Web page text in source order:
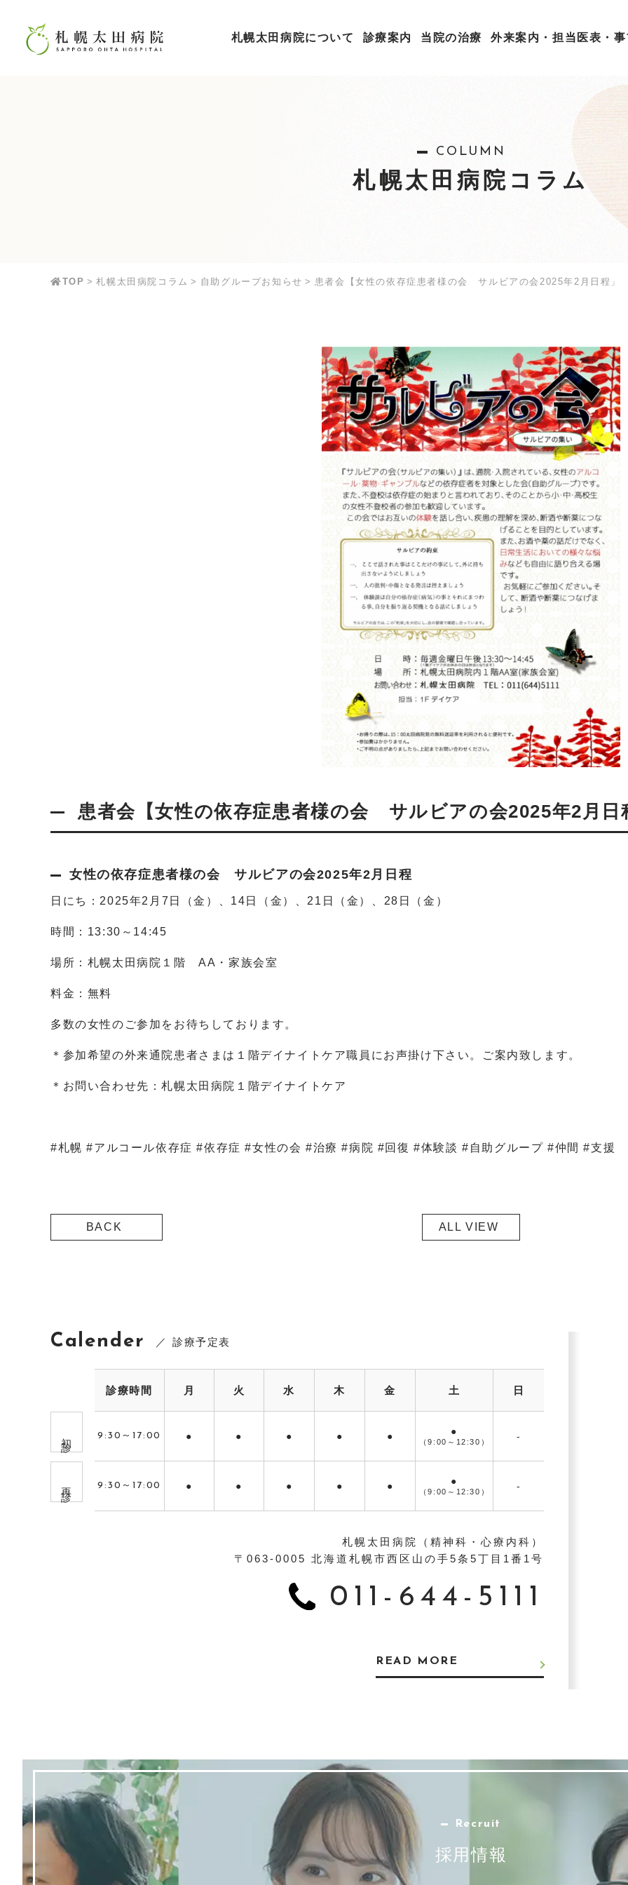
札幌太田病院について 診療案内 当院の治療 外来案内・担当医表・
COLUMN
札幌太田病院コラム
TOP 札幌太田病院コラム 自助グループお知らせ 患者会【女性の依存症患者様の会 サルビアの会2025年2月日程」
患者会【女性の依存症患者様の会 サルビアの会2025年2月日
女性の依存症患者様の会 サルビアの会2025年2月日程
日にち：2025年2月7日（金）、14日（金）、21日（金）、28日（金）
時間：13:30～14:45
場所：札幌太田病院１階 AA・家族会室
料金：無料
多数の女性のご参加をお待ちしております。
＊参加希望の外来通院患者さまは１階デイナイトケア職員にお声掛け下さい。ご案内致します。
＊お問い合わせ先：札幌太田病院１階デイナイトケア
#札幌 #アルコール依存症 #依存症 #女性の会 #治療 #病院 #回復 #体験談 #自助グループ #仲間 #支援
BACK ALL VIEW
Calender 診療予定表
診療時間 月 火 水 木 金 土 日
9:30～17:00 ● ● ● ● ● ●
（9:00～ 12:30） -
9:30～17:00 ● ● ● ● ● ●
（9:00～ 12:30） -
札幌太田病院（精神科・心療内科）
〒063-0005 北海道札幌市西区山の手5条5丁目1番1号
011-644-5111
READ MORE
Recruit
採用情報